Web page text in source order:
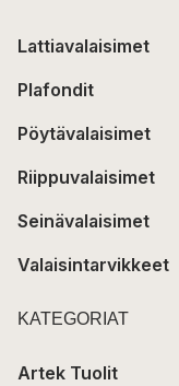
Lattiavalaisimet
Plafondit
Pöytävalaisimet
Riippuvalaisimet
Seinävalaisimet
Valaisintarvikkeet
KATEGORIAT
Artek Tuolit